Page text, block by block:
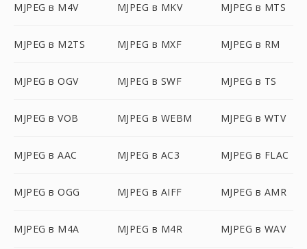
MJPEG в M4V MJPEG в MKV MJPEG в MTS
MJPEG в M2TS MJPEG в MXF MJPEG в RM
MJPEG в OGV MJPEG в SWF MJPEG в TS
MJPEG в VOB MJPEG в WEBM MJPEG в WTV
MJPEG в AAC MJPEG в AC3 MJPEG в FLAC
MJPEG в OGG MJPEG в AIFF MJPEG в AMR
MJPEG в M4A MJPEG в M4R MJPEG в WAV